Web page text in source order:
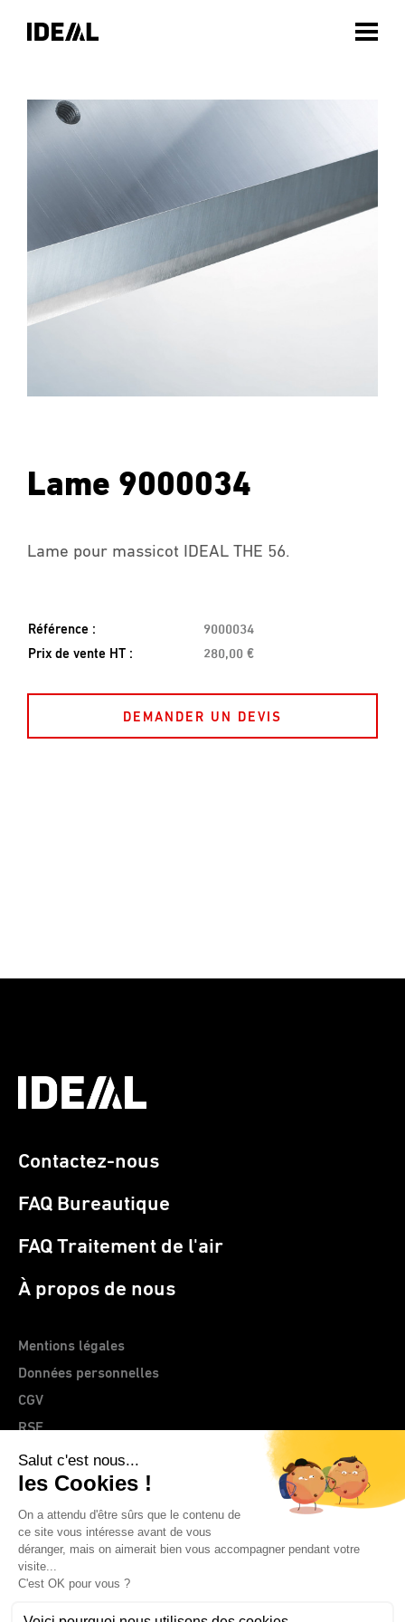
Lame 9000034
Lame pour massicot IDEAL THE 56.
Référence :
9000034
Prix de vente HT :
280,00 €
DEMANDER UN DEVIS
> Site web CLEMENTZ - EUROMEGRAS
Contactez-nous
FAQ Bureautique
FAQ Traitement de l'air
À propos de nous
Mentions légales
Données personnelles
CGV
RSE
© 2026 IDEAL France | CLEMENTZ - EUROMEGRAS